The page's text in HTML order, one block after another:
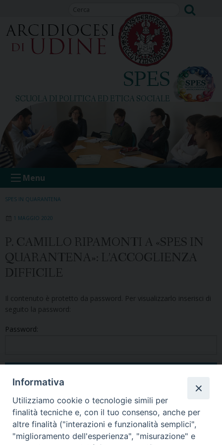
content
SPES
SCUOLA DI POLITICA ED ETICA SOCIALE
Menu
SPES IN QUARANTENA
1 MAGGIO 2020
P. CAMILLO RIPAMONTI A «SPES IN
QUARANTENA»: L’ACCOGLIENZA
DIFFICILE
Il contenuto è protetto da password. Per visualizzarlo inserisci di
seguito la password:
Password:
Condividi questo articolo
Informativa
Utilizziamo cookie o tecnologie simili per
finalità tecniche e, con il tuo consenso, anche per
altre finalità ("interazioni e funzionalità semplici",
"miglioramento dell'esperienza", "misurazione" e